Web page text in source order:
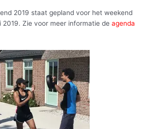
2019 staat gepland voor het weekend
Zie voor meer informatie de agenda